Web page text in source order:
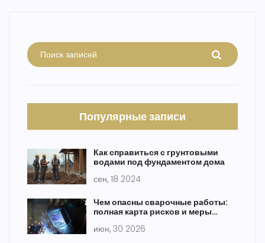
Популярные записи
Как справиться с грунтовыми
водами под фундаментом дома
сен, 18 2024
Чем опасны сварочные работы:
полная карта рисков и меры
июн, 30 2026